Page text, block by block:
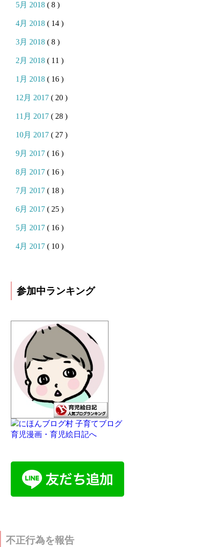
5月 2018( 8 )
4月 2018( 14 )
3月 2018( 8 )
2月 2018( 11 )
1月 2018( 16 )
12月 2017( 20 )
11月 2017( 28 )
10月 2017( 27 )
9月 2017( 16 )
8月 2017( 16 )
7月 2017( 18 )
6月 2017( 25 )
5月 2017( 16 )
4月 2017( 10 )
参加中ランキング
不正行為を報告